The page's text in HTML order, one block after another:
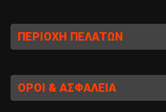
ΠΕΡΙΟΧΉ ΠΕΛΑΤΏΝ
ΌΡΟΙ & ΑΣΦΆΛΕΙΑ